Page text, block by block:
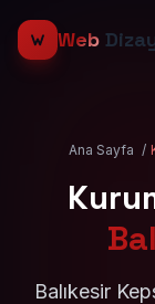
Web
Ana Sayfa /
Balıkesir